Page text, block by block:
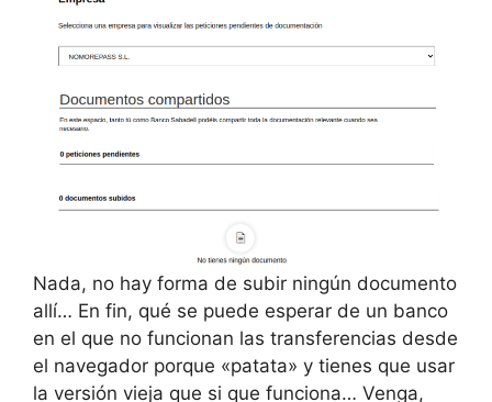
Nada, no hay forma de subir ningún documento
allí… En fin, qué se puede esperar de un banco
en el que no funcionan las transferencias desde
el navegador porque «patata» y tienes que usar
la versión vieja que si que funciona… Venga,